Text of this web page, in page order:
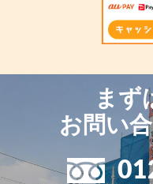
まず
お問い